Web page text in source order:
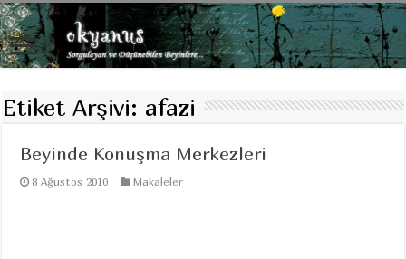
Etiket Arşivi: afazi
Beyinde Konuşma Merkezleri
8 Ağustos 2010 Makaleler